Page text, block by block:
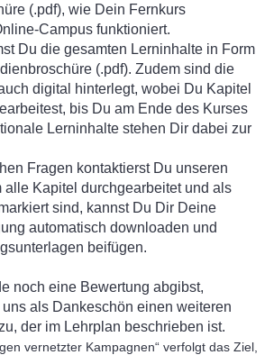
(.pdf), wie Dein Fernkurs
Campus funktioniert.
Du die gesamten Lerninhalte in Form
(.pdf). Zudem sind die
digital hinterlegt, wobei Du Kapitel
bis Du am Ende des Kurses
Lerninhalte stehen Dir dabei zur
Fragen kontaktierst Du unseren
alle Kapitel durchgearbeitet und als
sind, kannst Du Dir Deine
automatisch downloaden und
beifügen.
noch eine Bewertung abgibst,
als Dankeschön einen weiteren
der im Lehrplan beschrieben ist.
vernetzter Kampagnen“ verfolgt das Ziel,